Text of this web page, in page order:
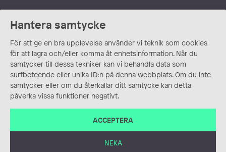
Hantera samtycke
För att ge en bra upplevelse använder vi teknik som cookies
för att lagra och/eller komma åt enhetsinformation. När du
samtycker till dessa tekniker kan vi behandla data som
surfbeteende eller unika ID:n på denna webbplats. Om du inte
samtycker eller om du återkallar ditt samtycke kan detta
påverka vissa funktioner negativt.
ACCEPTERA
NEKA